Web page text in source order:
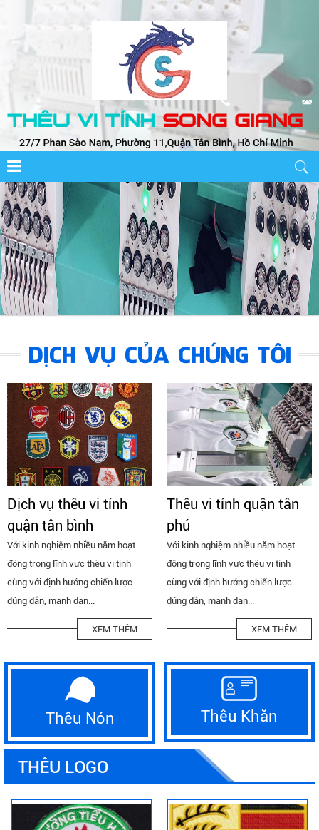
DỊCH VỤ CỦA CHÚNG TÔI
Dịch vụ thêu vi tính
quận tân bình
Với kinh nghiệm nhiều năm hoạt
động trong lĩnh vực thêu vi tính
cùng với định hướng chiến lược
đúng đắn, mạnh dạn...
XEM THÊM
Thêu vi tính quận tân
phú
Với kinh nghiệm nhiều năm hoạt
động trong lĩnh vực thêu vi tính
cùng với định hướng chiến lược
đúng đắn, mạnh dạn...
XEM THÊM
Thêu Nón Thêu Khăn
THÊU LOGO